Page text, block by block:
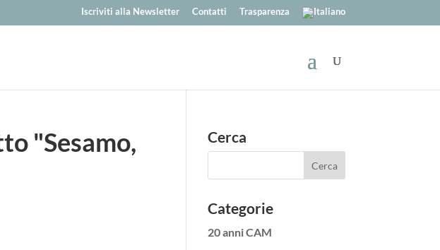
Iscriviti alla Newsletter Contatti Trasparenza
"Sesamo,
Cerca
Categorie
20 anni CAM